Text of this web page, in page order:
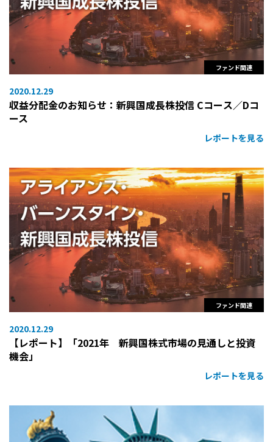
ファンド関連
2020.12.29
収益分配金のお知らせ：新興国成長株投信 Cコース／Dコ
ース
レポートを見る
ファンド関連
2020.12.29
【レポート】「2021年 新興国株式市場の見通しと投資
機会」
レポートを見る